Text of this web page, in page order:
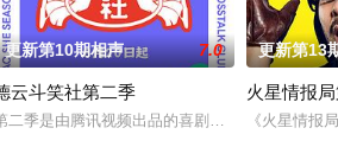
沈涛、罗希主持，主要介绍有关《奔跑吧兄弟
疫情全国蔓延，而在这次疫情中，有一群人他
更新第10期相声 7.0
云斗笑社第二季
二季是由腾讯视频出品的喜剧厂牌真人秀。本
更新第13
火星情报
《火星情报